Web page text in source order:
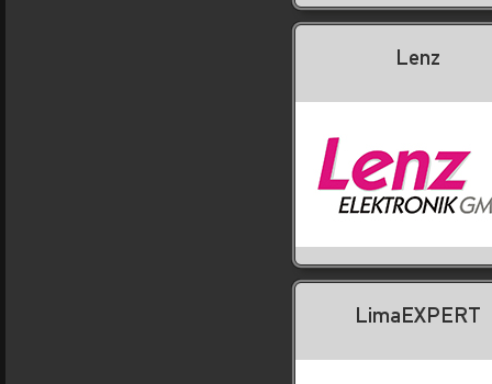
Lenz
LimaEXPERT